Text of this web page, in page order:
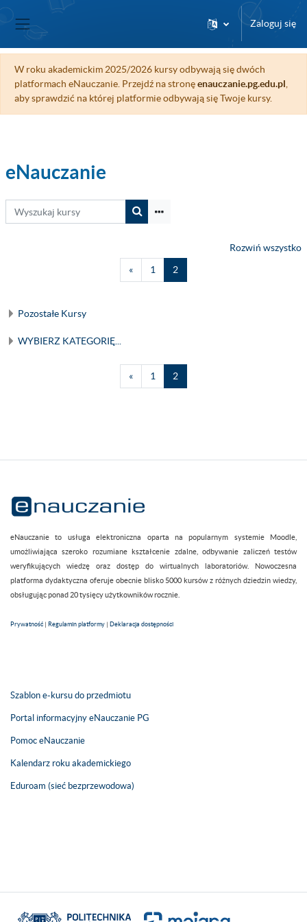
Przejdź do głównej zawartości
Panel boczny
Zaloguj się
W roku akademickim 2025/2026 kursy odbywają się dwóch
platformach eNauczanie. Przejdź na stronęenauczanie.pg.edu.pl
aby sprawdzić na której platformie odbywają się Twoje kursy.
eNauczanie
Wyszukaj kursy
Rozwiń wszystko
«Poprzednia strona
1 Strona 1
2Strona 2
Pozostałe Kursy
WYBIERZ KATEGORIĘ...
«Poprzednia strona
1 Strona 1
2Strona 2
eNauczanie to usługa elektroniczna oparta na popularnym systemie Moodle,
umożliwiająca szeroko rozumiane kształcenie zdalne, odbywanie zaliczeń testów
weryfikujących wiedzę oraz dostęp do wirtualnych laboratoriów. Nowoczesna
platforma dydaktyczna oferuje obecnie blisko 5000 kursów z różnych dziedzin wiedzy,
obsługując ponad 20 tysięcy użytkowników rocznie.
Prywatność | Regulamin platformy | Deklaracja dostępności
Szablon e-kursu do przedmiotu
Portal informacyjny eNauczanie PG
Pomoc eNauczanie
Kalendarz roku akademickiego
Eduroam (sieć bezprzewodowa)